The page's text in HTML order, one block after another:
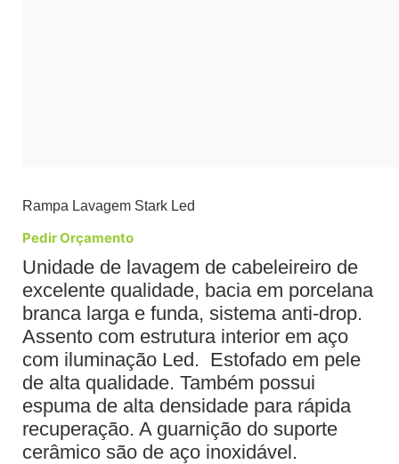
Rampa Lavagem Stark Led
Pedir Orçamento
Unidade de lavagem de cabeleireiro de
excelente qualidade, bacia em porcelana
branca larga e funda, sistema anti-drop.
Assento com estrutura interior em aço
com iluminação Led. Estofado em pele
de alta qualidade. Também possui
espuma de alta densidade para rápida
recuperação. A guarnição do suporte
cerâmico são de aço inoxidável.